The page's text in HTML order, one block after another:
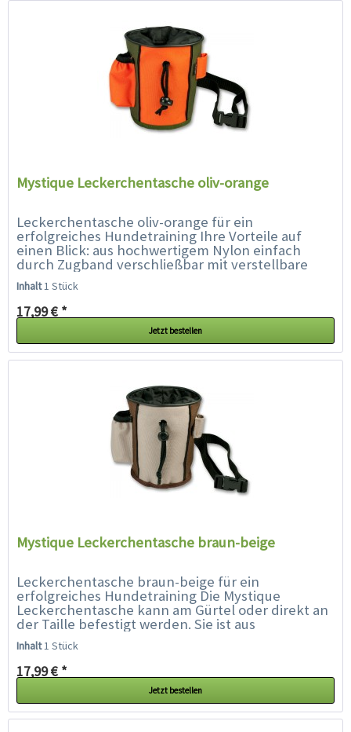
Mystique Leckerchentasche oliv-orange
Leckerchentasche oliv-orange für ein
erfolgreiches Hundetraining Ihre Vorteile auf
einen Blick: aus hochwertigem Nylon einfach
durch Zugband verschließbar mit verstellbare
Bauchgurt ideal für...
Inhalt1 Stück
17,99 € *
Jetzt bestellen
Mystique Leckerchentasche braun-beige
Leckerchentasche braun-beige für ein
erfolgreiches Hundetraining Die Mystique
Leckerchentasche kann am Gürtel oder direkt an
der Taille befestigt werden. Sie ist aus
abwaschbaren Material, kann mit einem
Zugband...
Inhalt1 Stück
17,99 € *
Jetzt bestellen